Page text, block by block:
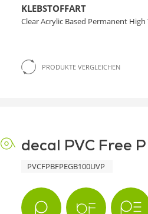
KLEBSTOFFART
Clear Acrylic Based Permanent High
PRODUKTE VERGLEICHEN
decal PVC Free
PVCFPBFPEGB100UVP